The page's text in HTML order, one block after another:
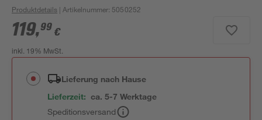
Produktdetails | Artikelnummer: 5050252
119,99 €
inkl. 19% MwSt.
Lieferung nach Hause
Lieferzeit: ca. 5-7 Werktage
Speditionsversand